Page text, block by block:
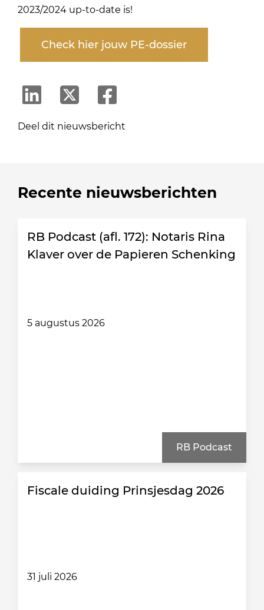
2023/2024 up-to-date is!
Check hier jouw PE-dossier
Deel dit nieuwsbericht
Recente nieuwsberichten
RB Podcast (afl. 172): Notaris Rina
Klaver over de Papieren Schenking
5 augustus 2026
RB Podcast
Fiscale duiding Prinsjesdag 2026
31 juli 2026